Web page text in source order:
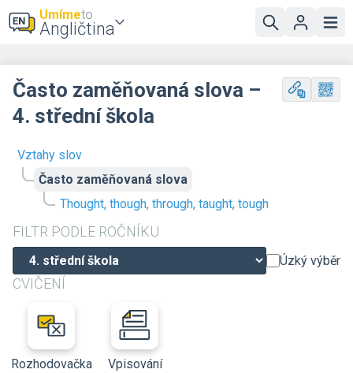
Umímeto
Angličtina
Vztahy slov
Často zaměňovaná slova
Thought, though, through, taught, tough
FILTR PODLE ROČNÍKU
Úzký výběr
CVIČENÍ
Rozhodovačka Vpisování
Často zaměňovaná slova –
4. střední škola